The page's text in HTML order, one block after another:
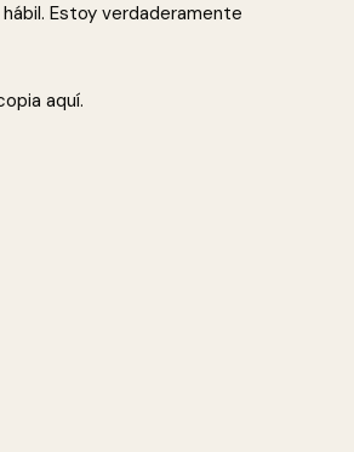
Estoy verdaderamente
aquí.